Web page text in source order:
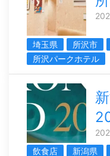
埼玉県 所沢市
所沢パークホテル
飲食店
新潟県